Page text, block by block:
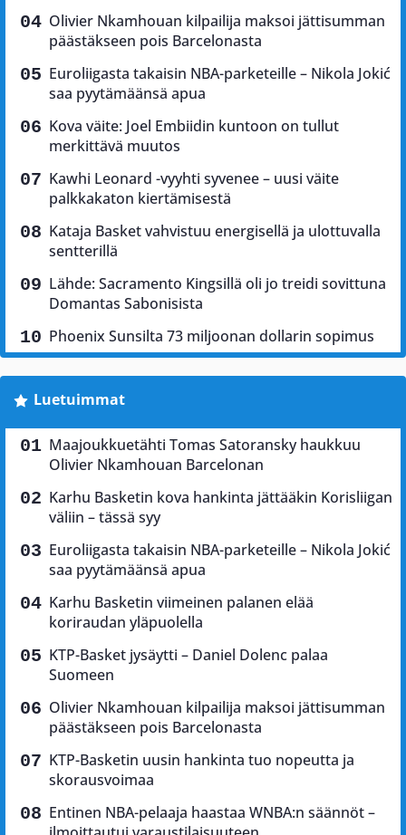
Olivier Nkamhouan kilpailija maksoi jättisumman
päästäkseen pois Barcelonasta
Euroliigasta takaisin NBA-parketeille – Nikola Jokić
saa pyytämäänsä apua
Kova väite: Joel Embiidin kuntoon on tullut
merkittävä muutos
Kawhi Leonard -vyyhti syvenee – uusi väite
palkkakaton kiertämisestä
Kataja Basket vahvistuu energisellä ja ulottuvalla
sentterillä
Lähde: Sacramento Kingsillä oli jo treidi sovittuna
Domantas Sabonisista
Phoenix Sunsilta 73 miljoonan dollarin sopimus
Luetuimmat
Maajoukkuetähti Tomas Satoransky haukkuu
Olivier Nkamhouan Barcelonan
Karhu Basketin kova hankinta jättääkin Korisliigan
väliin – tässä syy
Euroliigasta takaisin NBA-parketeille – Nikola Jokić
saa pyytämäänsä apua
Karhu Basketin viimeinen palanen elää
koriraudan yläpuolella
KTP-Basket jysäytti – Daniel Dolenc palaa
Suomeen
Olivier Nkamhouan kilpailija maksoi jättisumman
päästäkseen pois Barcelonasta
KTP-Basketin uusin hankinta tuo nopeutta ja
skorausvoimaa
Entinen NBA-pelaaja haastaa WNBA:n säännöt –